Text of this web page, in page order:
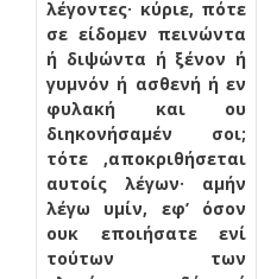
λέγοντες· κύριε, πότε
σε είδομεν πεινώντα
ή διψώντα ή ξένον ή
γυμνόν ή ασθενή ή εν
φυλακή και ου
διηκονήσαμέν σοι;
τότε ,αποκριθήσεται
αυτοίς λέγων· αμήν
λέγω υμίν, εφ’ όσον
ουκ εποιήσατε ενί
τούτων των